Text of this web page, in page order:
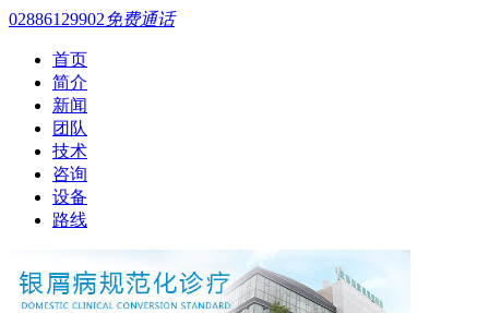
02886129902免费通话
首页
简介
新闻
团队
技术
咨询
设备
路线